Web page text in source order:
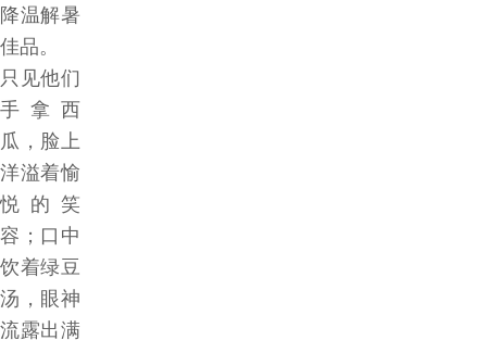
降温解暑
佳品。
只见他们
手拿西
瓜，脸上
洋溢着愉
悦的笑
容；口中
饮着绿豆
汤，眼神
流露出满